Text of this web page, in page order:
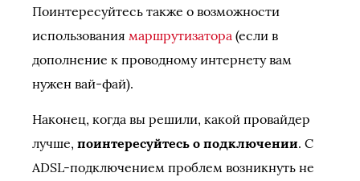
Поинтересуйтесь также о возможности
использования маршрутизатора (если в
дополнение к проводному интернету вам
нужен вай-фай).
Наконец, когда вы решили, какой провайдер
лучше, поинтересуйтесь о подключении. С
ADSL-подключением проблем возникнуть не